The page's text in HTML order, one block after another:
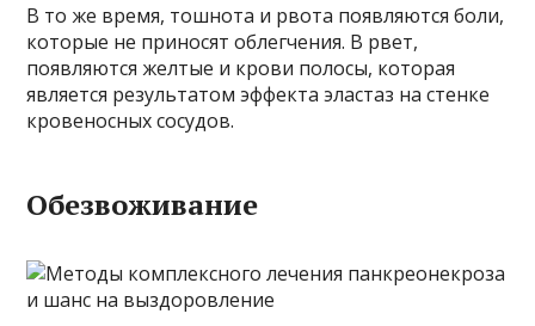
В то же время, тошнота и рвота появляются боли,
которые не приносят облегчения. В рвет,
появляются желтые и крови полосы, которая
является результатом эффекта эластаз на стенке
кровеносных сосудов.
Обезвоживание